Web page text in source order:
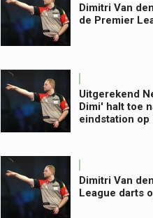
Dimitri Van
de Premier
Uitgerekend
Dimi' halt toe
eindstation op
Dimitri Van
League darts